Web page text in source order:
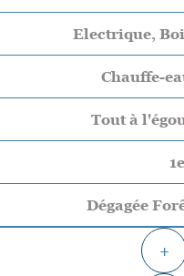
Electrique,
Chauffe-
Tout à
Dégagée
+